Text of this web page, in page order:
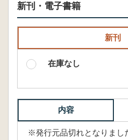
新刊・電子書籍
新刊
在庫なし
内容
※発行元品切れとなりまし